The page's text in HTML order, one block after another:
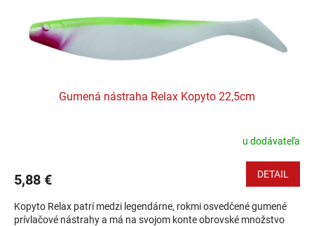
Gumená nástraha Relax Kopyto 22,5cm
u dodávateľa
5,88 € DETAIL
Kopyto Relax patrí medzi legendárne, rokmi osvedčené gumené
prívlačové nástrahy a má na svojom konte obrovské množstvo